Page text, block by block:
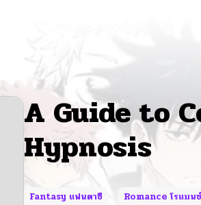
A Guide to
Hypnosis
Fantasy แฟนตาซี Romance โรแมนซ์